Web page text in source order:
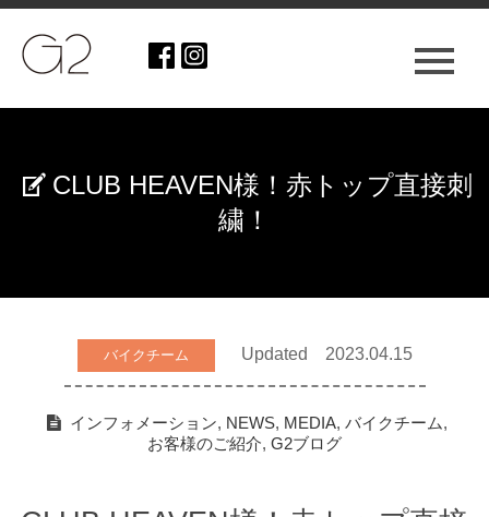
CLUB HEAVEN様！赤トップ直接刺
繍！
バイクチーム Updated 2023.04.15
インフォメーション, NEWS, MEDIA, バイクチーム,
お客様のご紹介, G2ブログ